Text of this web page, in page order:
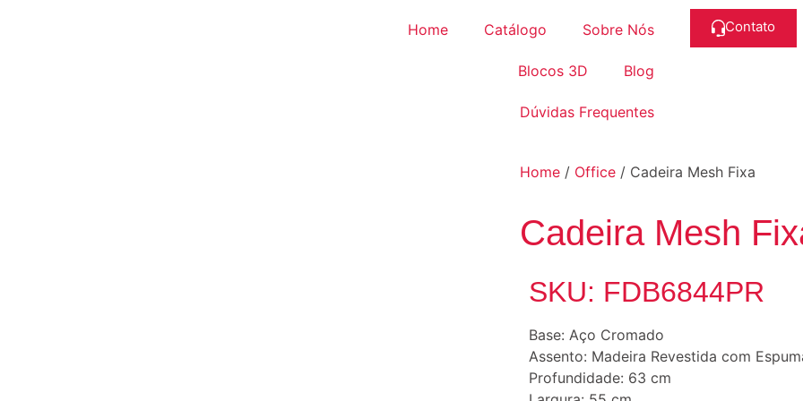
Home Catálogo Sobre Nós
Blocos 3D Blog
Dúvidas Frequentes
Contato
Home / Office / Cadeira Mesh Fixa
Cadeira Mesh
SKU: FDB6844PR
Base: Aço Cromado
Assento: Madeira Revestida com
Profundidade: 63 cm